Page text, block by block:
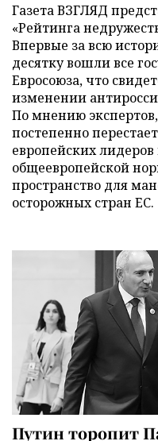
Газета ВЗГЛЯД
«Рейтинга
Впервые за всю
десятку вошли все
Евросоюза, что
изменении
По мнению
постепенно
европейских лидеров
общеевропейской
пространство для
осторожных стран ЕС.
Путин торопит